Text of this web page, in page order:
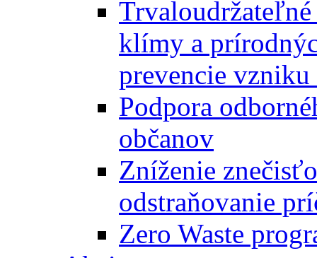
klímy a
prevencie vzniku
Podpora
občanov
Zníženie
odstraňovanie
Zero Waste